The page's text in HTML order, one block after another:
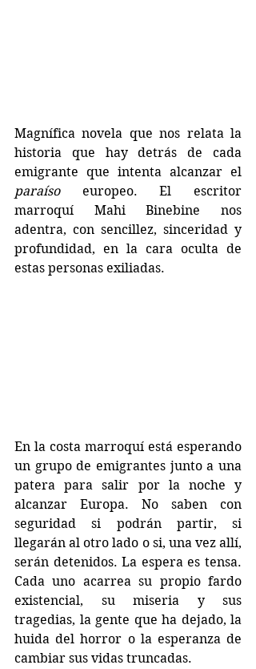
Magnífica novela que nos relata la
historia que hay detrás de cada
paraíso europeo. El escritor
marroquí Mahi Binebine nos
adentra, con sencillez, sinceridad y
profundidad, en la cara oculta de
estas personas exiliadas.
En la costa marroquí está esperando
un grupo de emigrantes junto a una
patera para salir por la noche y
alcanzar Europa. No saben con
seguridad si podrán partir, si
llegarán al otro lado o si, una vez allí,
serán detenidos. La espera es tensa.
Cada uno acarrea su propio fardo
existencial, su miseria y sus
tragedias, la gente que ha dejado, la
huida del horror o la esperanza de
cambiar sus vidas truncadas.